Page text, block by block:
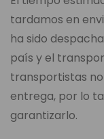
tardamos en
ha sido
país y el
transportistas
entrega, por lo
garantizarlo.